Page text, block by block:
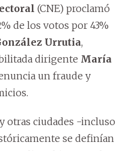
(CNE) proclamó
de los votos por 43%
Urrutia,
dirigente María
un fraude y
otras ciudades -incluso
se definían